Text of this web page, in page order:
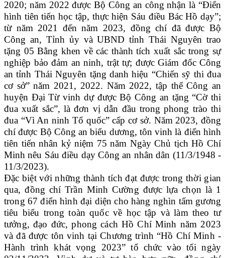
2020; năm 2022 được Bộ Công an công nhận là “Điển
hình tiên tiến học tập, thực hiện Sáu điều Bác Hồ dạy”;
từ năm 2021 đến năm 2023, đồng chí đã được Bộ
Công an, Tỉnh ủy và UBND tỉnh Thái Nguyên trao
tặng 05 Bằng khen về các thành tích xuất sắc trong sự
nghiệp bảo đảm an ninh, trật tự; được Giám đốc Công
an tỉnh Thái Nguyên tặng danh hiệu “Chiến sỹ thi đua
cơ sở” năm 2021, 2022. Năm 2022, tập thể Công an
huyện Đại Từ vinh dự được Bộ Công an tặng “Cờ thi
đua xuất sắc”, là đơn vị dẫn đầu trong phong trào thi
đua “Vì An ninh Tổ quốc” cấp cơ sở. Năm 2023, đồng
chí được Bộ Công an biểu dương, tôn vinh là điển hình
tiên tiến nhân kỷ niệm 75 năm Ngày Chủ tịch Hồ Chí
Minh nêu Sáu điều dạy Công an nhân dân (11/3/1948 -
11/3/2023).
Đặc biệt với những thành tích đạt được trong thời gian
qua, đồng chí Trần Minh Cường được lựa chọn là 1
trong 67 điển hình đại diện cho hàng nghìn tấm gương
tiêu biểu trong toàn quốc về học tập và làm theo tư
tưởng, đạo đức, phong cách Hồ Chí Minh năm 2023
và đã được tôn vinh tại Chương trình “Hồ Chí Minh -
Hành trình khát vọng 2023” tổ chức vào tối ngày